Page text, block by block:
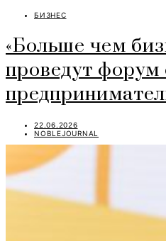
БИЗНЕС
«Больше чем
проведут форум
22.06.2026
NOBLEJOURNAL